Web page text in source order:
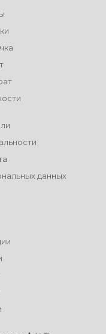
данных